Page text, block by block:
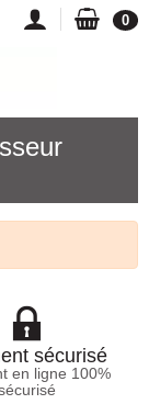
0
sécurisé
en ligne 100%